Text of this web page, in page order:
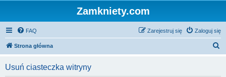
Zamkniety.com
FAQ Zaloguj się
Zarejestruj się
Strona główna
Usuń ciasteczka witryny